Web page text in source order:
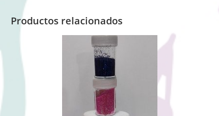
Productos relacionados